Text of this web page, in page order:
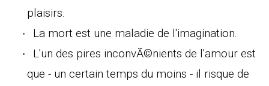
plaisirs.
La mort est une maladie de l'imagination.
L'un des pires inconvÃ©nients de l'amour est
que - un certain temps du moins - il risque de